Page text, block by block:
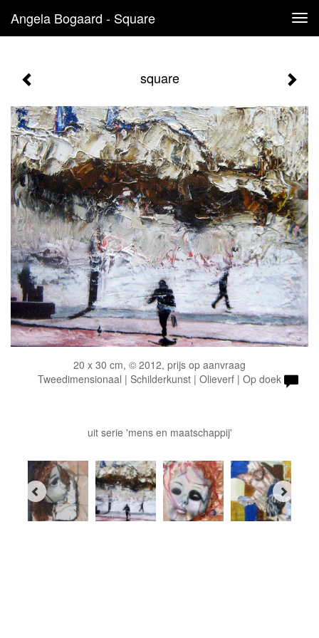
Angela Bogaard - Square
square
20 x 30 cm, © 2012, prijs op aanvraag
Tweedimensionaal | Schilderkunst | Olieverf | Op doek
uit serie 'mens en maatschappij'